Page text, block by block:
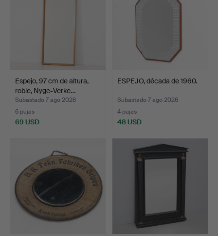
Espejo, 97 cm de altura,
roble, Nyge-Verke…
Subastado 7 ago 2026
6 pujas
69 USD
ESPEJO, década de 1960.
Subastado 7 ago 2026
4 pujas
48 USD